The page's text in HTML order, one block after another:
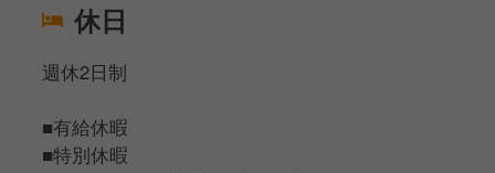
休日
週休2日制
■有給休暇
■特別休暇